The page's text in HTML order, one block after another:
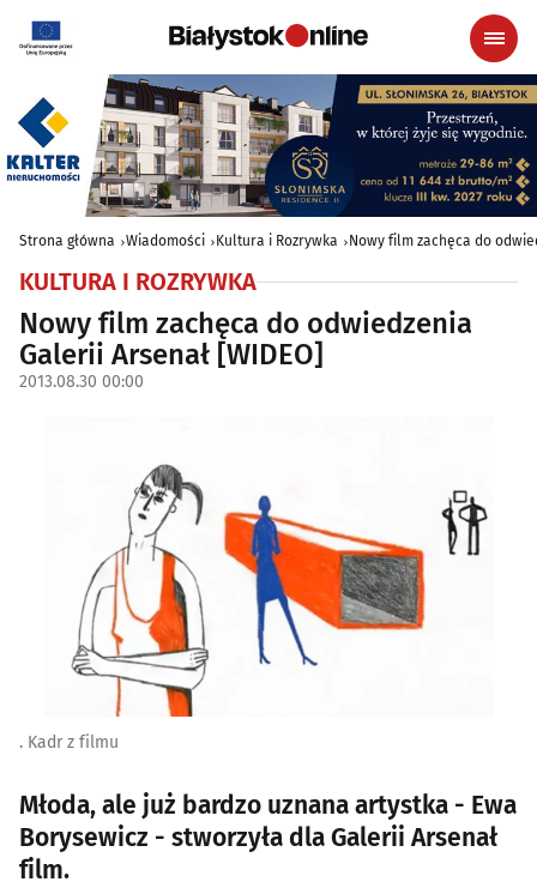
Strona główna Wiadomości Kultura i Rozrywka Nowy film zachęca do
KULTURA I ROZRYWKA
Nowy film zachęca do odwiedzenia
Galerii Arsenał [WIDEO]
2013.08.30 00:00
. Kadr z filmu
Młoda, ale już bardzo uznana artystka - Ewa
Borysewicz - stworzyła dla Galerii Arsenał
film.